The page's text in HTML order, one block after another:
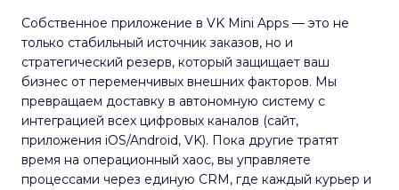
Собственное приложение в VK Mini Apps — это не
только стабильный источник заказов, но и
стратегический резерв, который защищает ваш
бизнес от переменчивых внешних факторов. Мы
превращаем доставку в автономную систему с
интеграцией всех цифровых каналов (сайт,
приложения iOS/Android, VK). Пока другие тратят
время на операционный хаос, вы управляете
процессами через единую CRM, где каждый курьер и